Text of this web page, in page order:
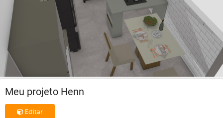
Meu projeto Henn
Editar